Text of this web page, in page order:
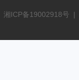
湘ICP备19002918号 |